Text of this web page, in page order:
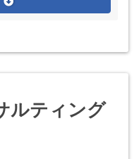
ルティング